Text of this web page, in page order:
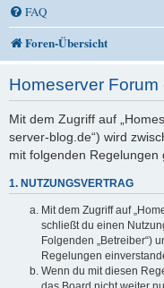
FAQ
Foren-Übersicht
Homeserver
Mit dem Zugriff auf
server-blog.de“) wird
mit folgenden Regelungen
1. NUTZUNGSVERTRAG
Mit dem Zugriff auf
schließt du einen
Folgenden „Betreiber“)
Regelungen
Wenn du mit diesen